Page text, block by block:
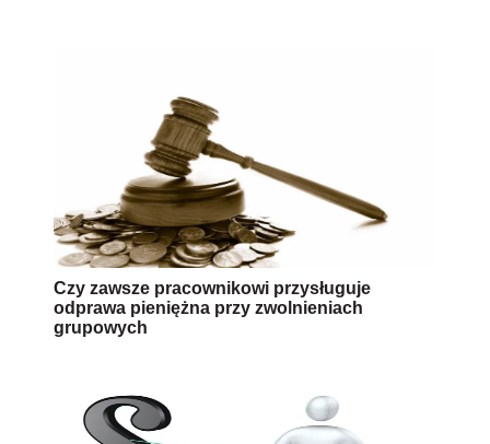
Czy zawsze pracownikowi przysługuje
odprawa pieniężna przy zwolnieniach
grupowych